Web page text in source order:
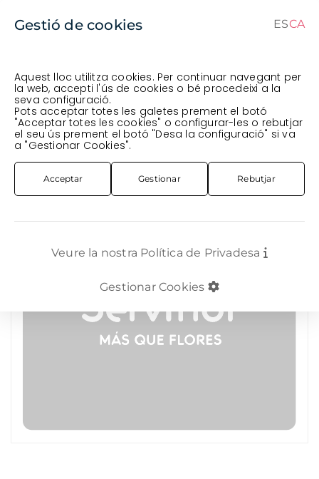
CAES
Comanda en curs (prevista per al) · Transportista
Veure comanda
PLANTA EXTERIOR PLANTA MADUIXA X 6
Gestió de cookies ESCA
Aquest lloc utilitza cookies. Per continuar navegant per
la web, accepti l'ús de cookies o bé procedeixi a la
seva configuració.
Pots acceptar totes les galetes prement el botó
"Acceptar totes les cookies" o configurar-les o rebutjar
el seu ús prement el botó "Desa la configuració" si va
a "Gestionar Cookies".
Acceptar Gestionar Rebutjar
Veure la nostra Política de Privadesa
Gestionar Cookies